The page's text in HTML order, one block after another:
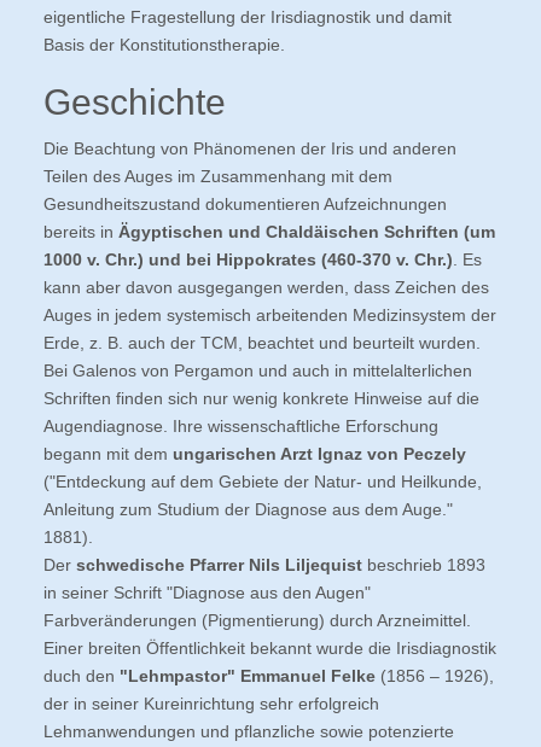
eigentliche Fragestellung der Irisdiagnostik und damit
Basis der Konstitutionstherapie.
Geschichte
Die Beachtung von Phänomenen der Iris und anderen
Teilen des Auges im Zusammenhang mit dem
Gesundheitszustand dokumentieren Aufzeichnungen
bereits in Ägyptischen und Chaldäischen Schriften (um
1000 v. Chr.) und bei Hippokrates (460-370 v. Chr.) . Es
kann aber davon ausgegangen werden, dass Zeichen des
Auges in jedem systemisch arbeitenden Medizinsystem der
Erde, z. B. auch der TCM, beachtet und beurteilt wurden.
Bei Galenos von Pergamon und auch in mittelalterlichen
Schriften finden sich nur wenig konkrete Hinweise auf die
Augendiagnose. Ihre wissenschaftliche Erforschung
begann mit dem ungarischen Arzt Ignaz von Peczely
("Entdeckung auf dem Gebiete der Natur- und Heilkunde,
Anleitung zum Studium der Diagnose aus dem Auge."
1881).
Derschwedische Pfarrer Nils Liljequist beschrieb 1893
in seiner Schrift "Diagnose aus den Augen"
Farbveränderungen (Pigmentierung) durch Arzneimittel.
Einer breiten Öffentlichkeit bekannt wurde die Irisdiagnostik
duch den "Lehmpastor" Emmanuel Felke (1856 – 1926),
der in seiner Kureinrichtung sehr erfolgreich
Lehmanwendungen und pflanzliche sowie potenzierte